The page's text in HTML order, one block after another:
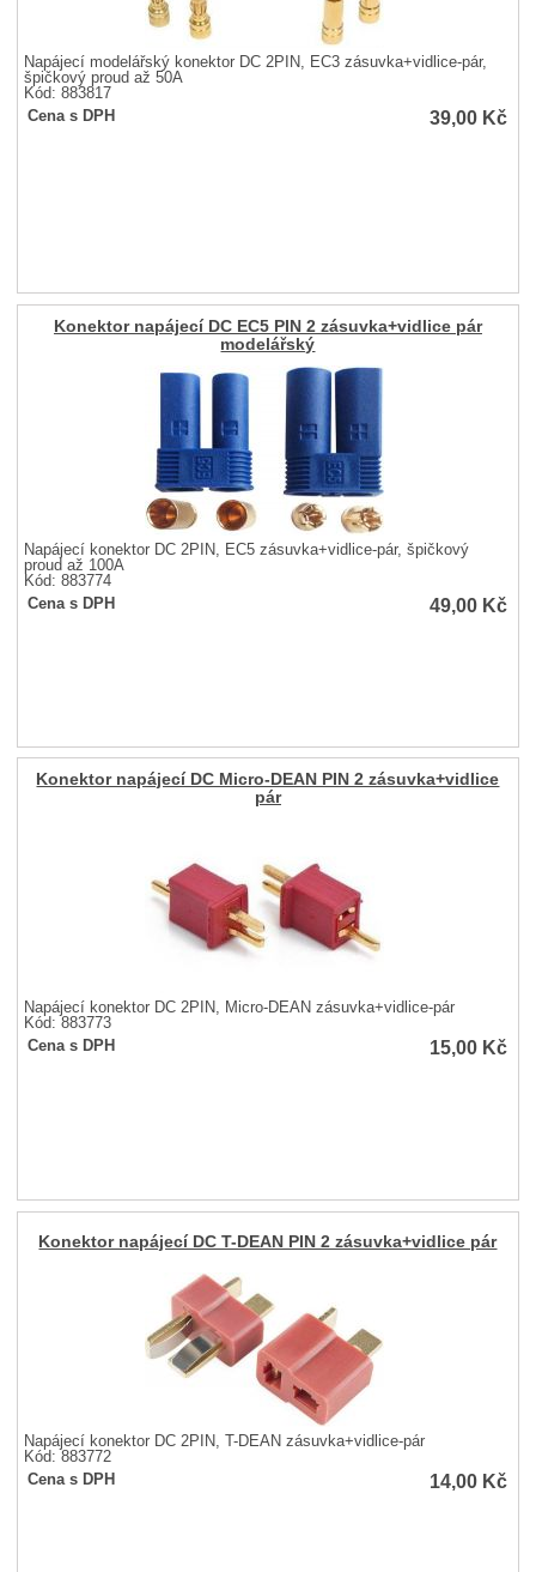
Napájecí modelářský konektor DC 2PIN, EC3 zásuvka+vidlice-pár,
špičkový proud až 50A
Kód: 883817
Cena s DPH
39,00 Kč
Konektor napájecí DC EC5 PIN 2 zásuvka+vidlice pár
modelářský
Napájecí konektor DC 2PIN, EC5 zásuvka+vidlice-pár, špičkový
proud až 100A
Kód: 883774
Cena s DPH
49,00 Kč
Konektor napájecí DC Micro-DEAN PIN 2 zásuvka+vidlice
pár
Napájecí konektor DC 2PIN, Micro-DEAN zásuvka+vidlice-pár
Kód: 883773
Cena s DPH
15,00 Kč
Konektor napájecí DC T-DEAN PIN 2 zásuvka+vidlice pár
Napájecí konektor DC 2PIN, T-DEAN zásuvka+vidlice-pár
Kód: 883772
Cena s DPH
14,00 Kč